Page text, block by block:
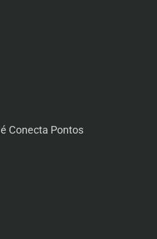
Conecta Pontos